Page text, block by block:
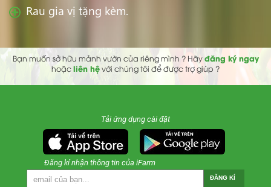
Rau gia vị tặng kèm.
Bạn muốn sở hữu mảnh vườn của riêng mình ? Hãyđăng ký ngay
hoặcliên hệvới chúng tôi để được trợ giúp ?
Tải ứng dụng cài đặt
Đăng kí nhận thông tin của iFarm
ĐĂNG KÍ